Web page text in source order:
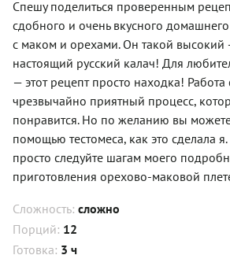
Спешу поделиться проверенным
сдобного и очень вкусного
с маком и орехами. Он такой высокий
настоящий русский калач! Для
— этот рецепт просто находка! Работа
чрезвычайно приятный процесс,
понравится. Но по желанию вы можете
помощью тестомеса, как это сделала
просто следуйте шагам моего
приготовления орехово-маковой
Сложность: сложно
Порций: 12
Готовка: 3 ч